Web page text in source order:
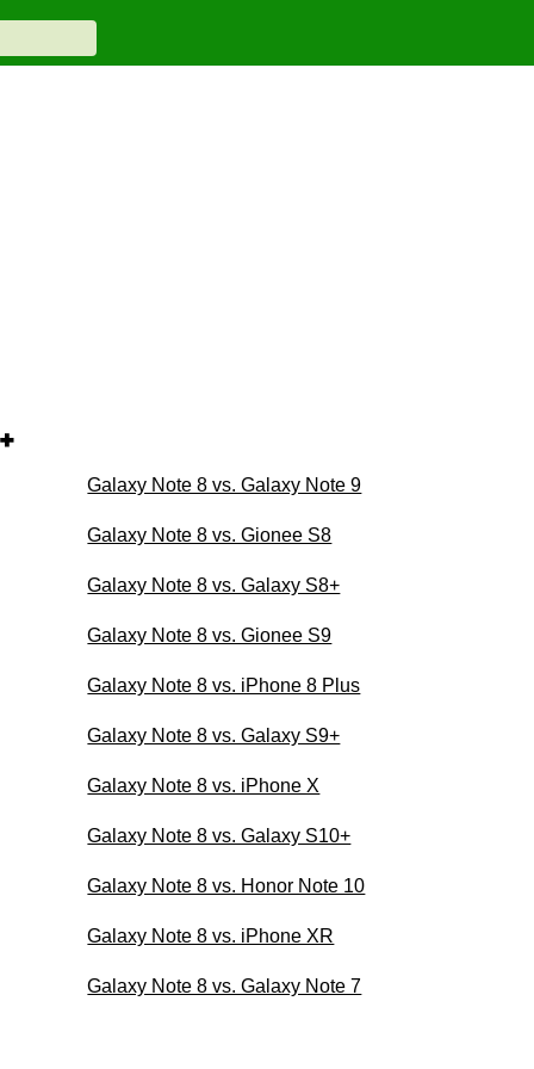
Galaxy Note 8 vs. Galaxy Note 9
Galaxy Note 8 vs. Gionee S8
Galaxy Note 8 vs. Galaxy S8+
Galaxy Note 8 vs. Gionee S9
Galaxy Note 8 vs. iPhone 8 Plus
Galaxy Note 8 vs. Galaxy S9+
Galaxy Note 8 vs. iPhone X
Galaxy Note 8 vs. Galaxy S10+
Galaxy Note 8 vs. Honor Note 10
Galaxy Note 8 vs. iPhone XR
Galaxy Note 8 vs. Galaxy Note 7